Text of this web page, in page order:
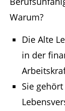
Warum?
Die Alte
in der
Sie